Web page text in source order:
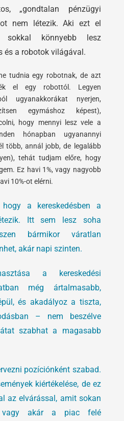
„gondtalan pénzügyi
nem létezik. Aki ezt el
könnyebb lesz
és a robotok világával.
tudnia egy robotnak, de azt
el egy robottól. Legyen
ugyanakkorákat nyerjen,
egymáshoz képest),
hogy mennyi lesz vele a
hónapban ugyanannyi
több, annál jobb, de legalább
tehát tudjam előre, hogy
Ez havi 1%, vagy nagyobb
10%-ot elérni.
a kereskedésben a
Itt sem lesz soha
bármikor váratlan
akár napi szinten.
a kereskedési
még ártalmasabb,
és akadályoz a tiszta,
– nem beszélve
szabhat a magasabb
pozíciónként szabad.
kiértékelése, de ez
az elvárással, amit sokan
vagy akár a piac felé